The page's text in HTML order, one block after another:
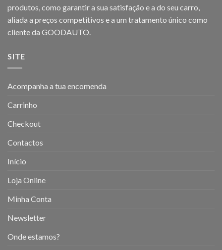
produtos, como garantir a sua satisfação e a do seu carro,
aliada a preços competitivos e a um tratamento único como
cliente da GOODAUTO.
SITE
Acompanha a tua encomenda
Carrinho
Checkout
Contactos
Início
Loja Online
Minha Conta
Newsletter
Onde estamos?